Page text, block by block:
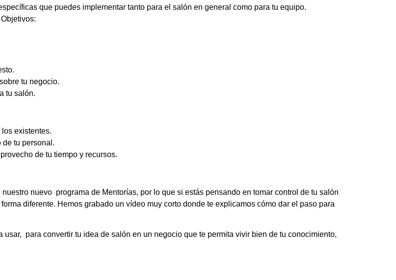
que puedes implementar tanto para el salón en general como para tu equipo.
tu negocio.
tu salón.
existentes.
de tu personal.
de tu tiempo y recursos.
nuevo programa de Mentorías, por lo que si estás pensando en tomar control de tu salón
diferente. Hemos grabado un vídeo muy corto donde te explicamos cómo dar el paso para
para convertir tu idea de salón en un negocio que te permita vivir bien de tu conocimiento,